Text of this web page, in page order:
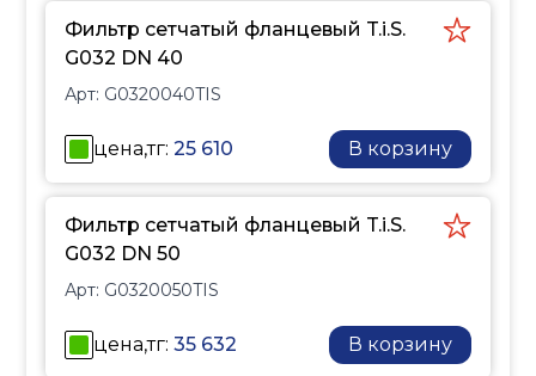
Фильтр сетчатый фланцевый T.i.S.
G032 DN 40
Арт: G0320040TIS
цена,тг:25 610 В корзину
Фильтр сетчатый фланцевый T.i.S.
G032 DN 50
Арт: G0320050TIS
цена,тг:35 632 В корзину